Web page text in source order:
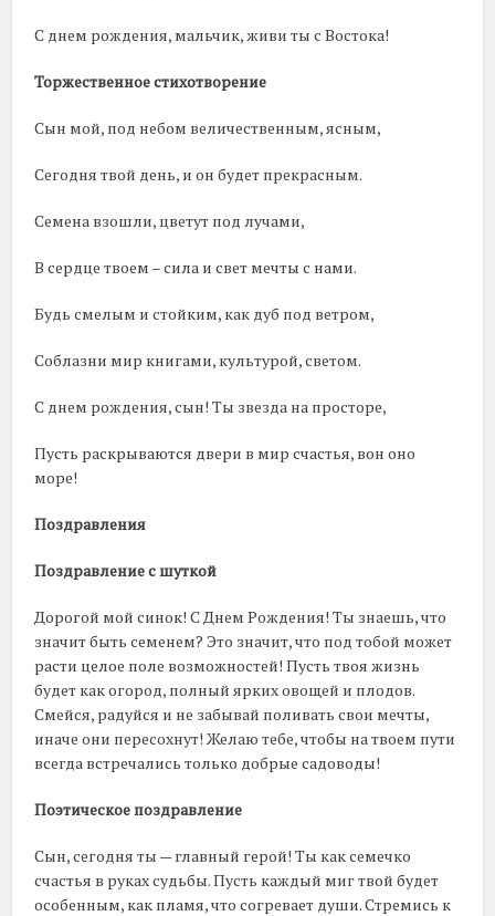
С днем рождения, мальчик, живи ты с Востока!
Торжественное стихотворение
Сын мой, под небом величественным, ясным,
Сегодня твой день, и он будет прекрасным.
Семена взошли, цветут под лучами,
В сердце твоем – сила и свет мечты с нами.
Будь смелым и стойким, как дуб под ветром,
Соблазни мир книгами, культурой, светом.
С днем рождения, сын! Ты звезда на просторе,
Пусть раскрываются двери в мир счастья, вон оно
море!
Поздравления
Поздравление с шуткой
Дорогой мой синок! С Днем Рождения! Ты знаешь, что
значит быть семенем? Это значит, что под тобой может
расти целое поле возможностей! Пусть твоя жизнь
будет как огород, полный ярких овощей и плодов.
Смейся, радуйся и не забывай поливать свои мечты,
иначе они пересохнут! Желаю тебе, чтобы на твоем пути
всегда встречались только добрые садоводы!
Поэтическое поздравление
Сын, сегодня ты — главный герой! Ты как семечко
счастья в руках судьбы. Пусть каждый миг твой будет
особенным, как пламя, что согревает души. Стремись к